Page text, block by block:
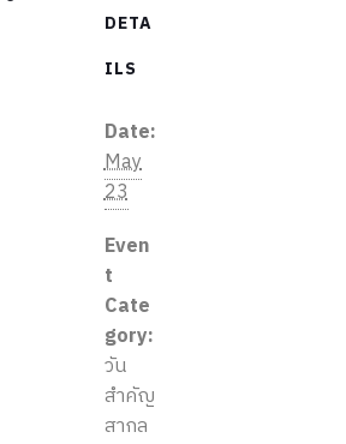
DETA
ILS
Date:
May
23
Even
t
Cate
gory:
วัน
สำคัญ
สากล